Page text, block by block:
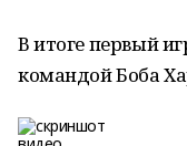
В итоге первый
командой Боба